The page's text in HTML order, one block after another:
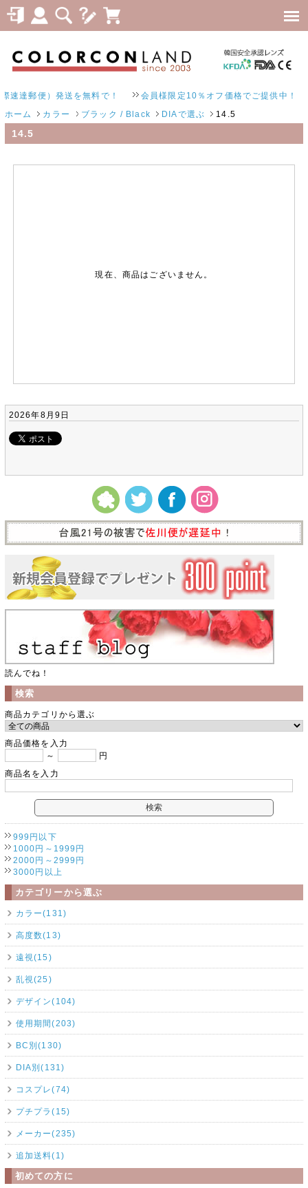
達郵便）発送を無料で！ 会員様限定10％オフ価格でご提供中！
ホーム カラー ブラック / Black DIAで選ぶ 14.5
14.5
現在、商品はございません。
2026年8月9日
読んでね！
検索
商品カテゴリから選ぶ
商品価格を入力
～
円
商品名を入力
999円以下
1000円～1999円
2000円～2999円
3000円以上
カテゴリーから選ぶ
カラー(131)
高度数(13)
遠視(15)
乱視(25)
デザイン(104)
使用期間(203)
BC別(130)
DIA別(131)
コスプレ(74)
プチプラ(15)
メーカー(235)
追加送料(1)
初めての方に